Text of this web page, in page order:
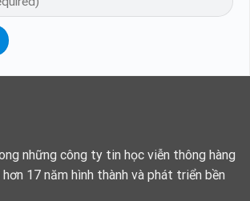
những công ty tin học viễn thông hàng
17 năm hình thành và phát triển bền